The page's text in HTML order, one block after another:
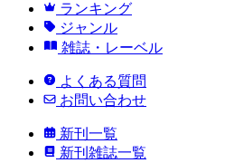
ランキング
ジャンル
雑誌・レーベル
よくある質問
お問い合わせ
新刊一覧
新刊雑誌一覧